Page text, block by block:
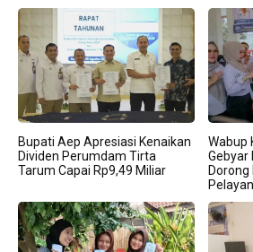
Bupati Aep Apresiasi Kenaikan
Dividen Perumdam Tirta
Tarum Capai Rp9,49 Miliar
Wabup
Gebyar